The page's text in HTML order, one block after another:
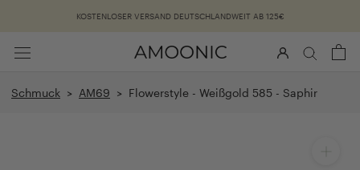
KOSTENLOSER VERSAND DEUTSCHLANDWEIT AB 125€
Schmuck > AM69 > Flowerstyle - Weißgold 585 - Saphir